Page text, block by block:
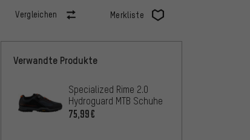
Vergleichen Merkliste
Verwandte Produkte
Specialized Rime 2.0
Hydroguard MTB Schuhe
75,99€